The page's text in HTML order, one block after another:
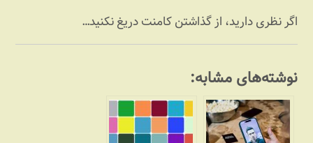
اگر نظری دارید، از گذاشتن کامنت دریغ نکنید…
نوشته‌های مشابه: